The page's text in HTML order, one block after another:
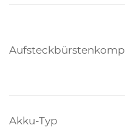
Akku-Typ